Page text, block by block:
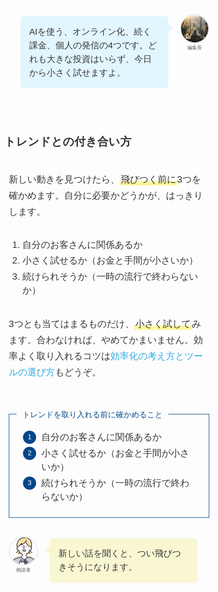
編集長
AIを使う、オンライン化、続く
課金、個人の発信の4つです。ど
れも大きな投資はいらず、今日
から小さく試せますよ。
トレンドとの付き合い方
新しい動きを見つけたら、 飛びつく前に3つを
確かめます。自分に必要かどうかが、はっきり
します。
自分のお客さんに関係あるか
小さく試せるか（お金と手間が小さいか）
続けられそうか（一時の流行で終わらない
か）
3つとも当てはまるものだけ、 小さく試してみ
ます。合わなければ、やめてかまいません。効
率よく取り入れるコツは効率化の考え方とツー
ルの選び方もどうぞ。
トレンドを取り入れる前に確かめること
自分のお客さんに関係あるか
小さく試せるか（お金と手間が小さ
いか）
続けられそうか（一時の流行で終わ
らないか）
相談者
新しい話を聞くと、つい飛びつ
きそうになります。